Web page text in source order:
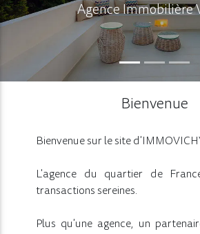
Agence Immobilière
Bienvenue
Bienvenue sur le site
L'agence du quartier de
transactions sereines.
Plus qu'une agence, un